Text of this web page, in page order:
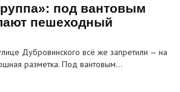
под вантовым
пешеходный
Дубровинского всё же запретили — на
разметка. Под вантовым…